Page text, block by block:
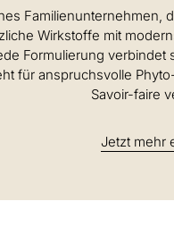
Wirkstoffe mit
Formulierung
für anspruchsvolle
Savoir-faire
Jetzt mehr